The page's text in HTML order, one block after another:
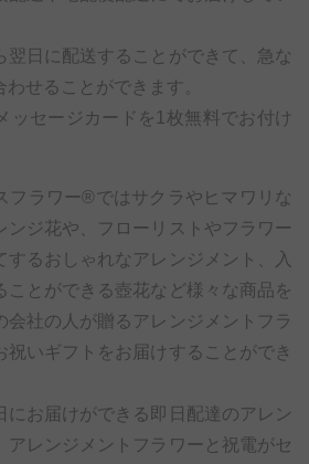
翌日に配送することができて、急な
せることができます。
ッセージカードを1枚無料でお付け
フラワー®ではサクラやヒマワリな
ンジ花や、フローリストやフラワー
するおしゃれなアレンジメント、入
ことができる壺花など様々な商品を
会社の人が贈るアレンジメントフラ
祝いギフトをお届けすることができ
にお届けができる即日配達のアレン
アレンジメントフラワーと祝電がセ